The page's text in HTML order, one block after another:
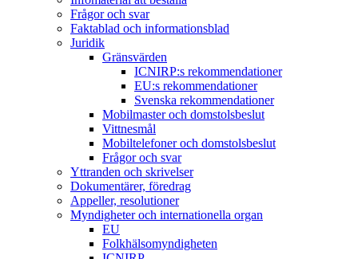
Frågor och svar
Faktablad och informationsblad
Juridik
Gränsvärden
ICNIRP:s rekommendationer
EU:s rekommendationer
Svenska rekommendationer
Mobilmaster och domstolsbeslut
Vittnesmål
Mobiltelefoner och domstolsbeslut
Frågor och svar
Yttranden och skrivelser
Dokumentärer, föredrag
Appeller, resolutioner
Myndigheter och internationella organ
EU
Folkhälsomyndigheten